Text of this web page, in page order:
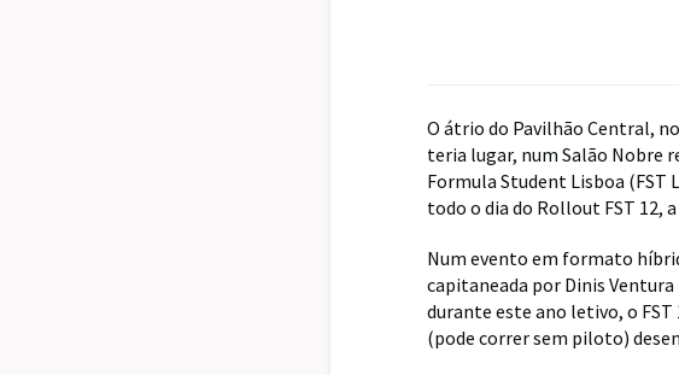
O átrio do Pavilhão Central,
teria lugar, num Salão Nobre
Formula Student Lisboa (FST
todo o dia do Rollout FST 12,
Num evento em formato
capitaneada por Dinis Ventura
durante este ano letivo, o
(pode correr sem piloto)